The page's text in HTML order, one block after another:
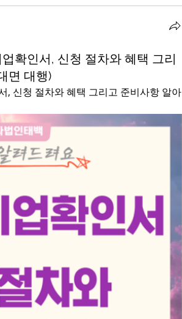
확인서, 신청 절차와 혜택 그리
면 대행)
, 신청 절차와 혜택 그리고 준비사항 알아